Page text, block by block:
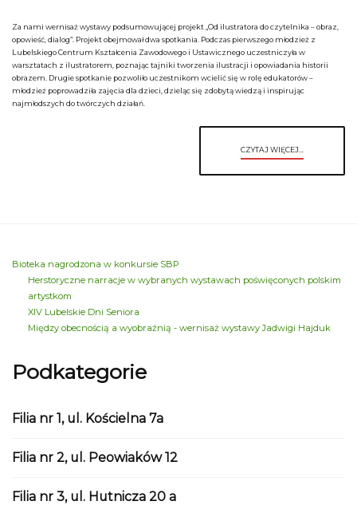
Za nami wernisaż wystawy podsumowującej projekt „Od ilustratora do czytelnika – obraz,
opowieść, dialog”. Projekt obejmował dwa spotkania. Podczas pierwszego młodzież z
Lubelskiego Centrum Kształcenia Zawodowego i Ustawicznego uczestniczyła w
warsztatach z ilustratorem, poznając tajniki tworzenia ilustracji i opowiadania historii
obrazem. Drugie spotkanie pozwoliło uczestnikom wcielić się w rolę edukatorów –
młodzież poprowadziła zajęcia dla dzieci, dzieląc się zdobytą wiedzą i inspirując
najmłodszych do twórczych działań.
CZYTAJ WIĘCEJ...
Bioteka nagrodzona w konkursie SBP
Herstoryczne narracje w wybranych wystawach poświęconych polskim
artystkom
XIV Lubelskie Dni Seniora
Między obecnością a wyobraźnią - wernisaż wystawy Jadwigi Hajduk
Podkategorie
Filia nr 1, ul. Kościelna 7a
Filia nr 2, ul. Peowiaków 12
Filia nr 3, ul. Hutnicza 20 a